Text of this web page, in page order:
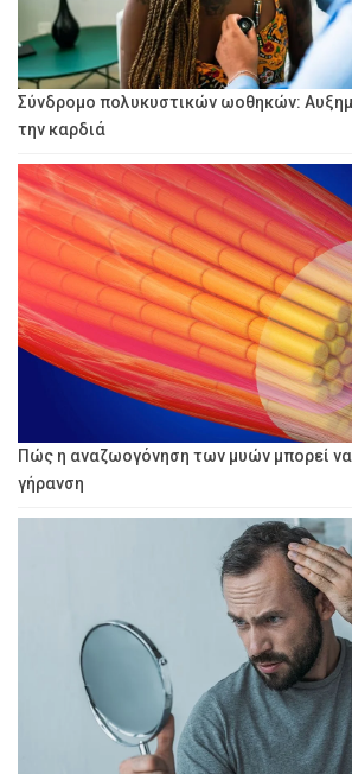
Σύνδρομο πολυκυστικών ωοθηκών:
την καρδιά
Πώς η αναζωογόνηση των μυών μπορεί
γήρανση